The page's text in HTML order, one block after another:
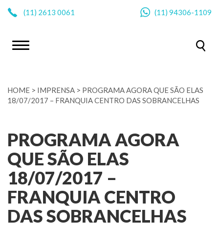
(11) 2613 0061 (11) 94306-1109
HOME > IMPRENSA > PROGRAMA AGORA QUE SÃO ELAS
18/07/2017 – FRANQUIA CENTRO DAS SOBRANCELHAS
PROGRAMA AGORA
QUE SÃO ELAS
18/07/2017 –
FRANQUIA CENTRO
DAS SOBRANCELHAS